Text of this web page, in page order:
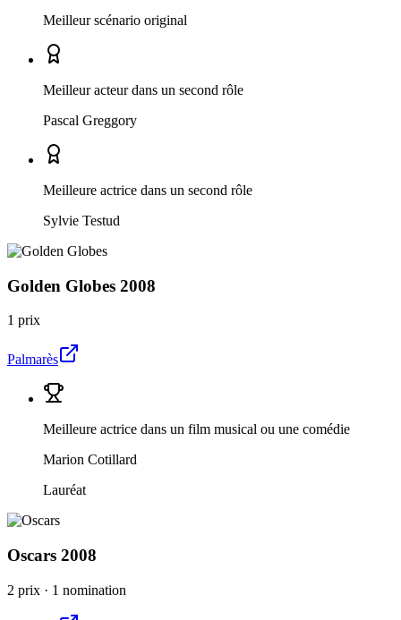
Meilleur scénario original
Meilleur acteur dans un second rôle
Pascal Greggory
Meilleure actrice dans un second rôle
Sylvie Testud
Golden Globes 2008
1 prix
Palmarès
Meilleure actrice dans un film musical ou une comédie
Marion Cotillard
Lauréat
Oscars 2008
2 prix · 1 nomination